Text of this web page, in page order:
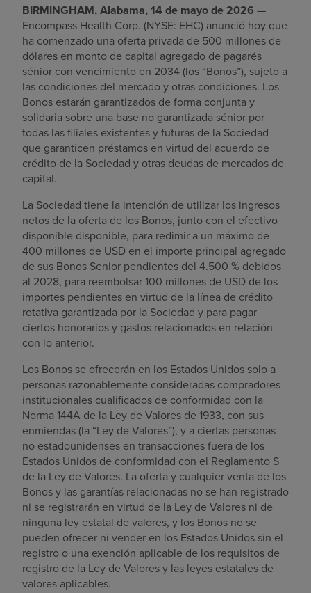
Buscar un centro
Inversores
Empleos
Pagar mi factura
BIRMINGHAM, Alabama, 14 de mayo de 2026 —
Encompass Health Corp. (NYSE: EHC) anunció hoy que
ha comenzado una oferta privada de 500 millones de
dólares en monto de capital agregado de pagarés
sénior con vencimiento en 2034 (los “Bonos”), sujeto a
las condiciones del mercado y otras condiciones. Los
Bonos estarán garantizados de forma conjunta y
solidaria sobre una base no garantizada sénior por
todas las filiales existentes y futuras de la Sociedad
que garanticen préstamos en virtud del acuerdo de
crédito de la Sociedad y otras deudas de mercados de
capital.
La Sociedad tiene la intención de utilizar los ingresos
netos de la oferta de los Bonos, junto con el efectivo
disponible disponible, para redimir a un máximo de
400 millones de USD en el importe principal agregado
de sus Bonos Senior pendientes del 4.500 % debidos
al 2028, para reembolsar 100 millones de USD de los
importes pendientes en virtud de la línea de crédito
rotativa garantizada por la Sociedad y para pagar
ciertos honorarios y gastos relacionados en relación
con lo anterior.
Los Bonos se ofrecerán en los Estados Unidos solo a
personas razonablemente consideradas compradores
institucionales cualificados de conformidad con la
Norma 144A de la Ley de Valores de 1933, con sus
enmiendas (la “Ley de Valores”), y a ciertas personas
no estadounidenses en transacciones fuera de los
Estados Unidos de conformidad con el Reglamento S
de la Ley de Valores. La oferta y cualquier venta de los
Bonos y las garantías relacionadas no se han registrado
ni se registrarán en virtud de la Ley de Valores ni de
ninguna ley estatal de valores, y los Bonos no se
pueden ofrecer ni vender en los Estados Unidos sin el
registro o una exención aplicable de los requisitos de
registro de la Ley de Valores y las leyes estatales de
valores aplicables.